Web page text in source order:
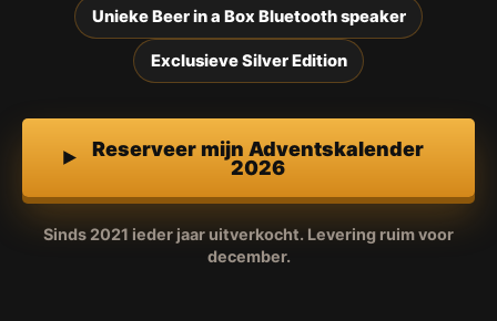
Unieke Beer in a Box Bluetooth speaker
Exclusieve Silver Edition
Reserveer mijn Adventskalender
2026
Sinds 2021 ieder jaar uitverkocht. Levering ruim voor
december.